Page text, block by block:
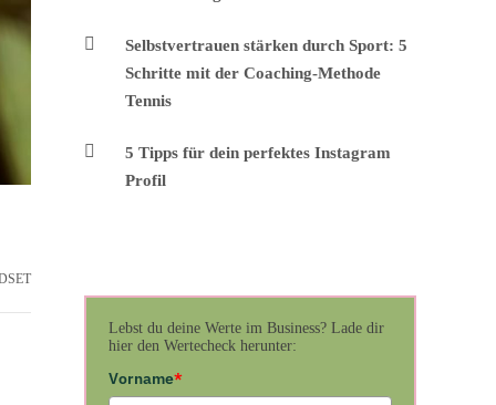
Selbstvertrauen stärken durch Sport: 5
Schritte mit der Coaching-Methode
Tennis
5 Tipps für dein perfektes Instagram
Profil
Lebst du deine Werte im Business? Lade dir
hier den Wertecheck herunter:
Vorname*